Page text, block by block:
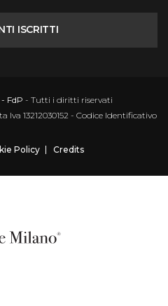
ISCRITTI
FdP - Tutti i diritti riservati
Iva 13212030152 - Codice Identificativo
Policy Credits